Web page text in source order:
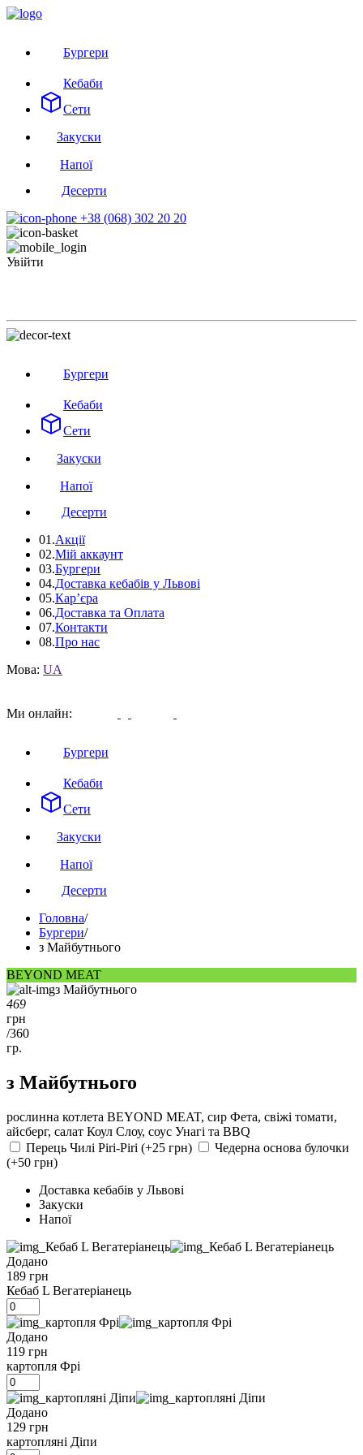
Бургери
Кебаби
Сети
Закуски
Напої
Десерти
+38 (068) 302 20 20
Увійти
Бургери
Кебаби
Сети
Закуски
Напої
Десерти
01.Акції
02.Мій аккаунт
03.Бургери
04.Доставка кебабів у Львові
05.Кар’єра
06.Доставка та Оплата
07.Контакти
08.Про нас
Мова: UA
Ми онлайн:
Бургери
Кебаби
Сети
Закуски
Напої
Десерти
Головна/
Бургери/
з Майбутнього
BEYOND MEAT
469
грн
/360
гр.
з Майбутнього
рослинна котлета BEYOND MEAT, сир Фета, свіжі томати,
айсберг, салат Коул Слоу, соус Унагі та BBQ
Перець Чилі Piri-Piri (+25 грн)
Чедерна основа булочки
(+50 грн)
Доставка кебабів у Львові
Закуски
Напої
Додано
189 грн
Кебаб L Вегатеріанець
Додано
119 грн
картопля Фрі
Додано
129 грн
картопляні Діпи